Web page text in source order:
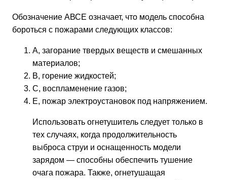
Обозначение АВСЕ означает, что модель способна
бороться с пожарами следующих классов:
А, загорание твердых веществ и смешанных
материалов;
В, горение жидкостей;
С, воспламенение газов;
Е, пожар электроустановок под напряжением.
Использовать огнетушитель следует только в
тех случаях, когда продолжительность
выброса струи и оснащенность модели
зарядом — способны обеспечить тушение
очага пожара. Также, огнетушащая